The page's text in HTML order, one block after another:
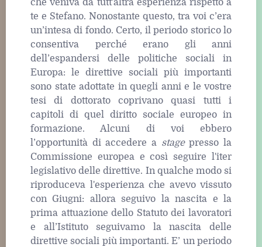
che veniva da tutt'altra esperienza rispetto a
te e Stefano. Nonostante questo, tra voi c’era
un’intesa di fondo. Certo, il periodo storico lo
consentiva perché erano gli anni
dell’espandersi delle politiche sociali in
Europa: le direttive sociali più importanti
sono state adottate in quegli anni e le vostre
tesi di dottorato coprivano quasi tutti i
capitoli di quel diritto sociale europeo in
formazione. Alcuni di voi ebbero
l’opportunità di accedere a stagepresso la
Commissione europea e così seguire l'iter
legislativo delle direttive. In qualche modo si
riproduceva l'esperienza che avevo vissuto
con Giugni: allora seguivo la nascita e la
prima attuazione dello Statuto dei lavoratori
e all’Istituto seguivamo la nascita delle
direttive sociali più importanti. E’ un periodo